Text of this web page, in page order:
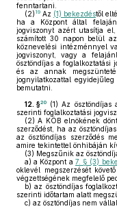
fenntartani.
(2) 19 Az (1) bekezdéstől
ha a Központ által
jogviszonyt azért utasítja
számított 30 napon belül
köznevelési intézménnyel
jogviszonyt, vagy a
ösztöndíjas a foglalkoztatási
és az annak
jognyilatkozattal
bemutatni.
12. §20 (1) Az ösztöndíjas
szerinti foglalkoztatási
(2) A KÖB elnökének
szerződést, ha az
az ösztöndíjas szerződés
amire tekintettel önhibáján
(3) Megszűnik az
a) a Központ a 7. § (3)
oklevél megszerzését
végzettségének megfelelő
b) az ösztöndíjas
szerinti időtartam alatt
c) az ösztöndíjas nem